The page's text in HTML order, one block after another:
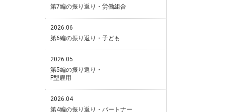
第7編の振り返り・労働組合
2026.06
第6編の振り返り・子ども
2026.05
第5編の振り返り・
F型雇用
2026.04
第4編の振り返り・パートナー